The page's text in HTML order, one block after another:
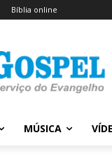
Bíblia online
MÚSICA